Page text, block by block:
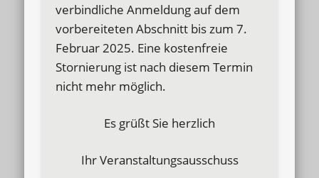
verbindliche Anmeldung auf dem
vorbereiteten Abschnitt bis zum 7.
Februar 2025. Eine kostenfreie
Stornierung ist nach diesem Termin
nicht mehr möglich.
Es grüßt Sie herzlich
Ihr Veranstaltungsausschuss